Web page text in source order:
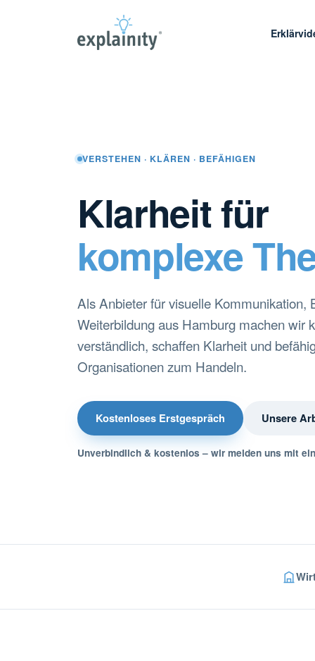
VERSTEHEN · KLÄREN · BEFÄHIGEN
Klarheit für
komplexe
Als Anbieter für visuelle Kommunikation,
Weiterbildung aus Hamburg machen wir
verständlich, schaffen Klarheit und
Organisationen zum Handeln.
Kostenloses Erstgespräch Unsere
Unverbindlich & kostenlos – wir melden uns mit